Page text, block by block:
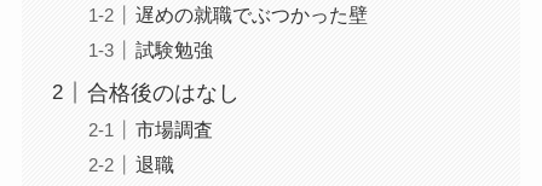
遅めの就職でぶつかった壁
試験勉強
合格後のはなし
市場調査
退職